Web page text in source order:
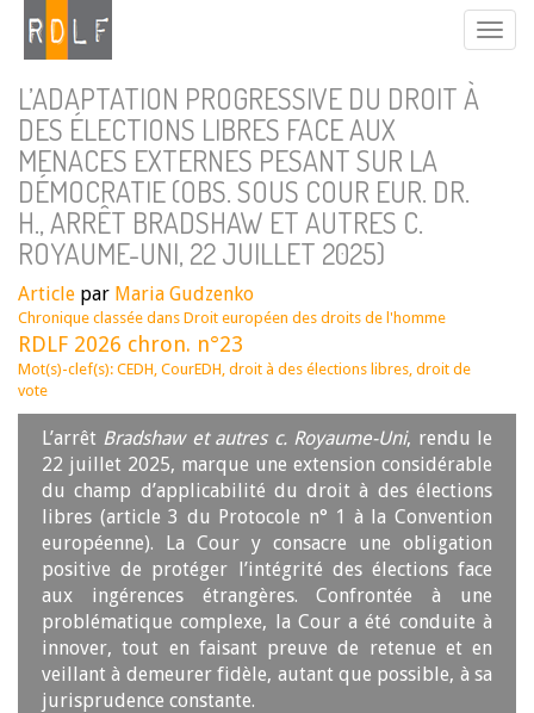
L’ADAPTATION PROGRESSIVE DU DROIT À
DES ÉLECTIONS LIBRES FACE AUX
MENACES EXTERNES PESANT SUR LA
DÉMOCRATIE (OBS. SOUS COUR EUR. DR.
H., ARRÊT BRADSHAW ET AUTRES C.
ROYAUME-UNI, 22 JUILLET 2025)
Article par Maria Gudzenko
Chronique classée dans Droit européen des droits de l'homme
RDLF 2026 chron. n°23
Mot(s)-clef(s): CEDH, CourEDH, droit à des élections libres, droit de
vote
L’arrêt Bradshaw et autres c. Royaume-Uni, rendu le
22 juillet 2025, marque une extension considérable
du champ d’applicabilité du droit à des élections
libres (article 3 du Protocole n° 1 à la Convention
européenne). La Cour y consacre une obligation
positive de protéger l’intégrité des élections face
aux ingérences étrangères. Confrontée à une
problématique complexe, la Cour a été conduite à
innover, tout en faisant preuve de retenue et en
veillant à demeurer fidèle, autant que possible, à sa
jurisprudence constante.